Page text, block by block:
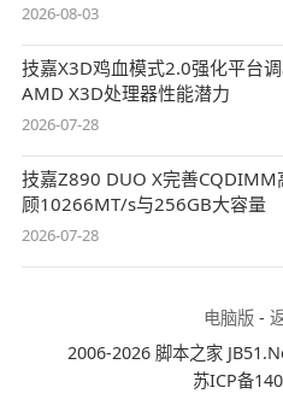
2026-08-03
技嘉X3D鸡血模式2.0强化平台
AMD X3D处理器性能潜力
2026-07-28
技嘉Z890 DUO X完善CQDIMM
顾10266MT/s与256GB大容量
2026-07-28
电脑版-
2006-2026 脚本之家
苏ICP备